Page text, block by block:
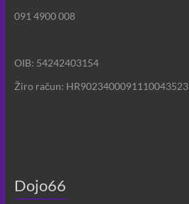
091 4900 008
OIB: 54242403154
Žiro račun: HR9023400091110043523
Dojo66